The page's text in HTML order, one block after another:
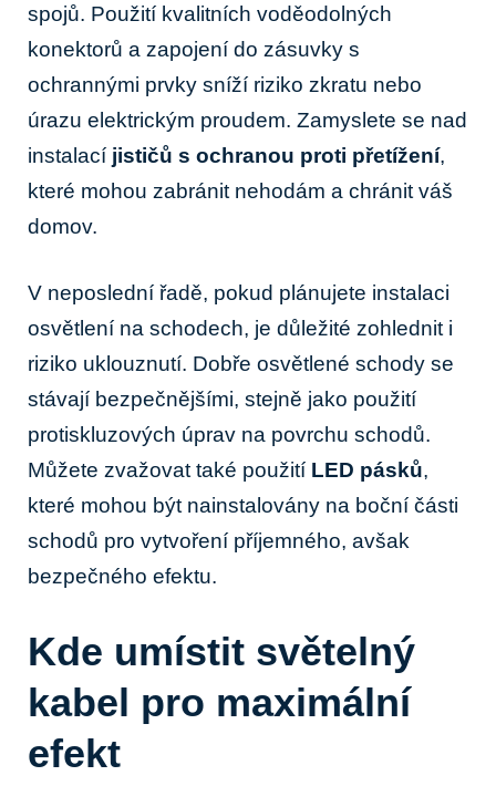
spojů. Použití kvalitních voděodolných
konektorů a zapojení do zásuvky s
ochrannými prvky sníží riziko zkratu nebo
úrazu elektrickým proudem. Zamyslete se nad
instalací jističů s ochranou proti přetížení,
které mohou zabránit nehodám a chránit váš
domov.
V neposlední řadě, pokud plánujete instalaci
osvětlení na schodech, je důležité zohlednit i
riziko uklouznutí. Dobře osvětlené schody se
stávají bezpečnějšími, stejně jako použití
protiskluzových úprav na povrchu schodů.
Můžete zvažovat také použití LED pásků,
které mohou být nainstalovány na boční části
schodů pro vytvoření příjemného, avšak
bezpečného efektu.
Kde umístit světelný
kabel pro maximální
efekt